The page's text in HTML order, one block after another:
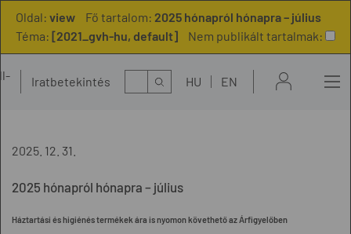
Oldal: view Fő tartalom: 2025 hónapról hónapra – július
Téma: [2021_gvh-hu, default] Nem publikált tartalmak:
Iratbetekintés Kereső HU EN
2025. 12. 31.
2025 hónapról hónapra – július
Háztartási és higiénés termékek ára is nyomon követhető az Árfigyelőben